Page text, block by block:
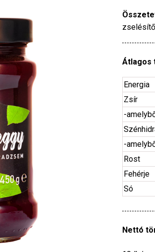
Átlagos
Energia
Zsír
-
-
Rost
Fehérje
Só
Nettó